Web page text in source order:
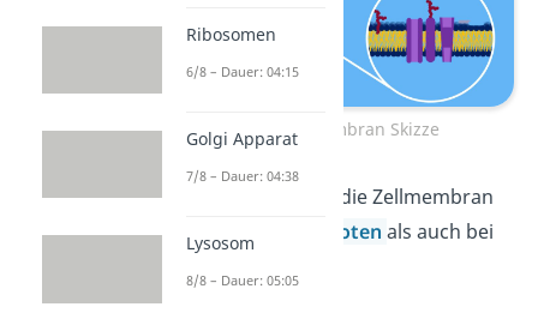
Die Zellmembran Skizze
Du findest die Zellmembran
sowohl bei
Eukaryotenals auch bei
Ribosomen
6/8 – Dauer: 04:15
Golgi Apparat
7/8 – Dauer: 04:38
Lysosom
8/8 – Dauer: 05:05